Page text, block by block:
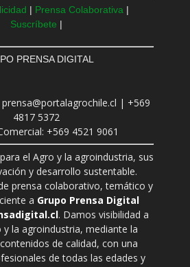
| Prensa Colaborativa |
Suscríbete |
PRENSA DIGITAL
| +569
4817 5372
+569 4521 9061
el Agro y la agroindustria, sus
y desarrollo sustentable.
prensa colaborativo, temático y
a Grupo Prensa Digital
. Damos visibilidad a
la agroindustria, mediante la
de calidad, con una
de todas las edades y